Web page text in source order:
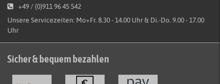
+49 / (0)911 96 45 542
Unsere Servicezeiten: Mo+Fr. 8.30 - 14.00 Uhr & Di.-Do. 9.00 - 17.00
Uhr
Sicher & bequem bezahlen